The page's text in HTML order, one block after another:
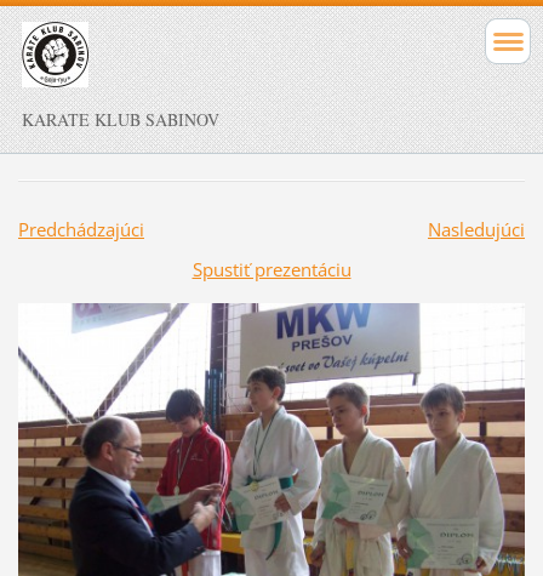
KARATE KLUB SABINOV
Predchádzajúci
Nasledujúci
Spustiť prezentáciu